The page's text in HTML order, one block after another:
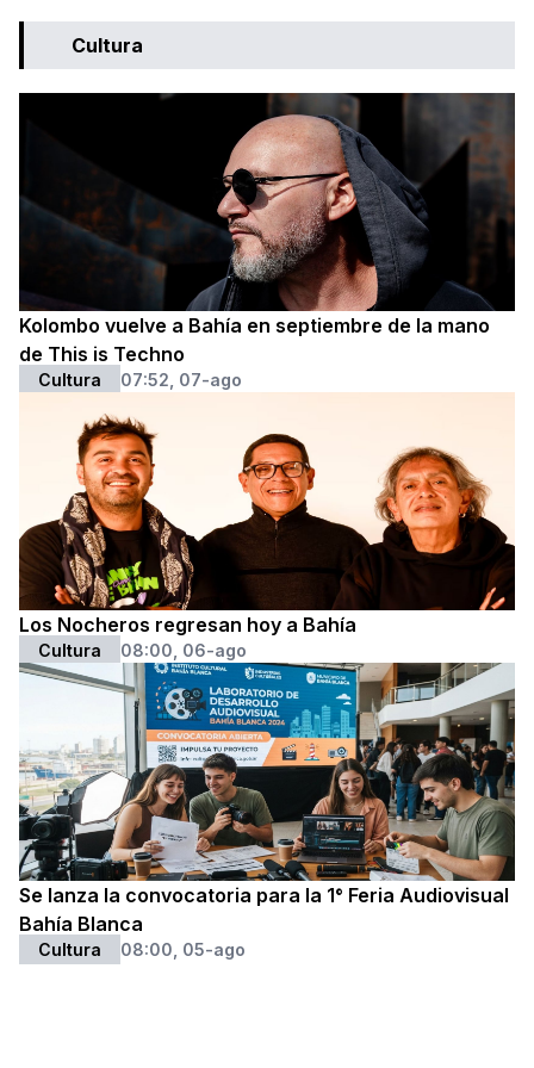
Cultura
Kolombo vuelve a Bahía en septiembre de la mano
de This is Techno
Cultura 07:52, 07-ago
Los Nocheros regresan hoy a Bahía
Cultura 08:00, 06-ago
Se lanza la convocatoria para la 1° Feria Audiovisual
Bahía Blanca
Cultura 08:00, 05-ago